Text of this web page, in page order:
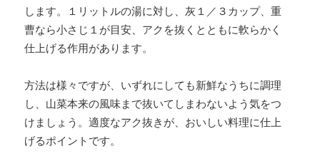
します。１リットルの湯に対し、灰１／３カップ、重
曹なら小さじ１が目安、アクを抜くとともに軟らかく
仕上げる作用があります。
方法は様々ですが、いずれにしても新鮮なうちに調理
し、山菜本来の風味まで抜いてしまわないよう気をつ
けましょう。適度なアク抜きが、おいしい料理に仕上
げるポイントです。